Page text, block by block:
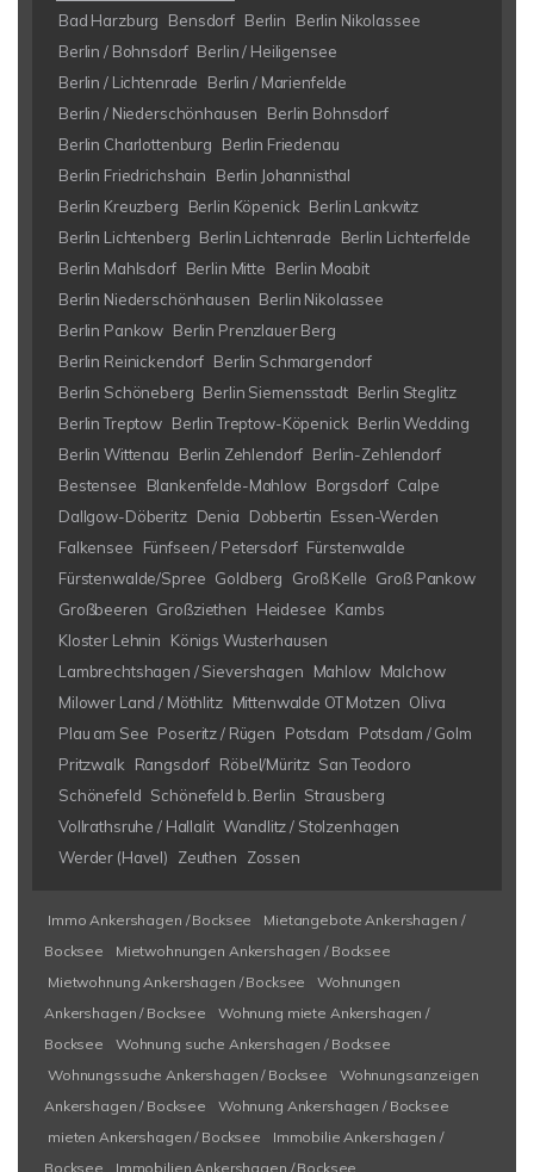
Bad Harzburg
Bensdorf Berlin
Berlin Nikolassee
Berlin / Bohnsdorf Berlin / Heiligensee
Berlin / Lichtenrade
Berlin / Marienfelde
Berlin / Niederschönhausen
Berlin Bohnsdorf
Berlin Charlottenburg
Berlin Friedenau
Berlin Friedrichshain
Berlin Johannisthal
Berlin Kreuzberg
Berlin Köpenick Berlin Lankwitz
Berlin Lichtenberg Berlin Lichtenrade
Berlin Lichterfelde
Berlin Mahlsdorf Berlin Mitte
Berlin Moabit
Berlin Niederschönhausen Berlin Nikolassee
Berlin Pankow Berlin Prenzlauer Berg
Berlin Reinickendorf Berlin Schmargendorf
Berlin Schöneberg Berlin Siemensstadt Berlin Steglitz
Berlin Treptow Berlin Treptow-Köpenick Berlin Wedding
Berlin Wittenau
Berlin Zehlendorf Berlin-Zehlendorf
Bestensee
Blankenfelde-Mahlow Borgsdorf Calpe
Dallgow-Döberitz Denia Dobbertin Essen-Werden
Falkensee
Fünfseen / Petersdorf Fürstenwalde
Fürstenwalde/Spree Goldberg Groß Kelle Groß Pankow
Großbeeren Großziethen Heidesee Kambs
Kloster Lehnin
Königs Wusterhausen
Lambrechtshagen / Sievershagen
Mahlow Malchow
Milower Land / Möthlitz Mittenwalde OT Motzen Oliva
Plau am See Poseritz / Rügen Potsdam
Potsdam / Golm
Pritzwalk
Rangsdorf Röbel/Müritz San Teodoro
Schönefeld Schönefeld b. Berlin Strausberg
Vollrathsruhe / Hallalit Wandlitz / Stolzenhagen
Werder (Havel)
Zeuthen Zossen
Immo Ankershagen / Bocksee
Mietangebote Ankershagen /
Bocksee
Mietwohnungen Ankershagen / Bocksee
Mietwohnung Ankershagen / Bocksee
Wohnungen
Ankershagen / Bocksee
Wohnung miete Ankershagen /
Bocksee
Wohnung suche Ankershagen / Bocksee
Wohnungssuche Ankershagen / Bocksee
Wohnungsanzeigen
Ankershagen / Bocksee
Wohnung Ankershagen / Bocksee
mieten Ankershagen / Bocksee
Immobilie Ankershagen /
Bocksee
Immobilien Ankershagen / Bocksee